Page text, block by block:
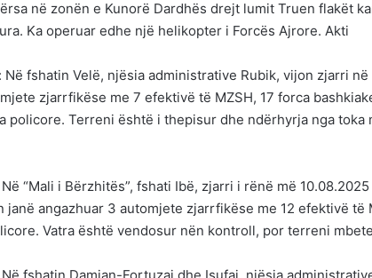
në zonën e Kunorë Dardhës drejt lumit Truen flakët
Ka operuar edhe një helikopter i Forcës Ajrore. Akti
fshatin Velë, njësia administrative Rubik, vijon zjarri
zjarrfikëse me 7 efektivë të MZSH, 17 forca
policore. Terreni është i thepisur dhe ndërhyrja nga toka
“Mali i Bërzhitës”, fshati Ibë, zjarri i rënë më
janë angazhuar 3 automjete zjarrfikëse me 12 efektivë të
Vatra është vendosur nën kontroll, por terreni